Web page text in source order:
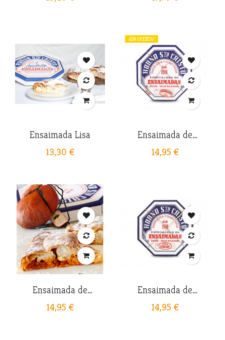
Ensaimada Lisa
13,30 €
¡EN OFERTA!
Ensaimada de
Sobrasada con...
14,95 €
Ensaimada de
Sobrasada
14,95 €
Ensaimada de
Chocolate
14,95 €